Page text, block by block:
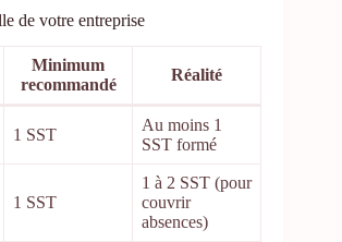
de votre entreprise
Minimum
recommandé
Réalité
1 SST
Au moins 1
SST formé
1 SST
1 à 2 SST (pour
couvrir
absences)